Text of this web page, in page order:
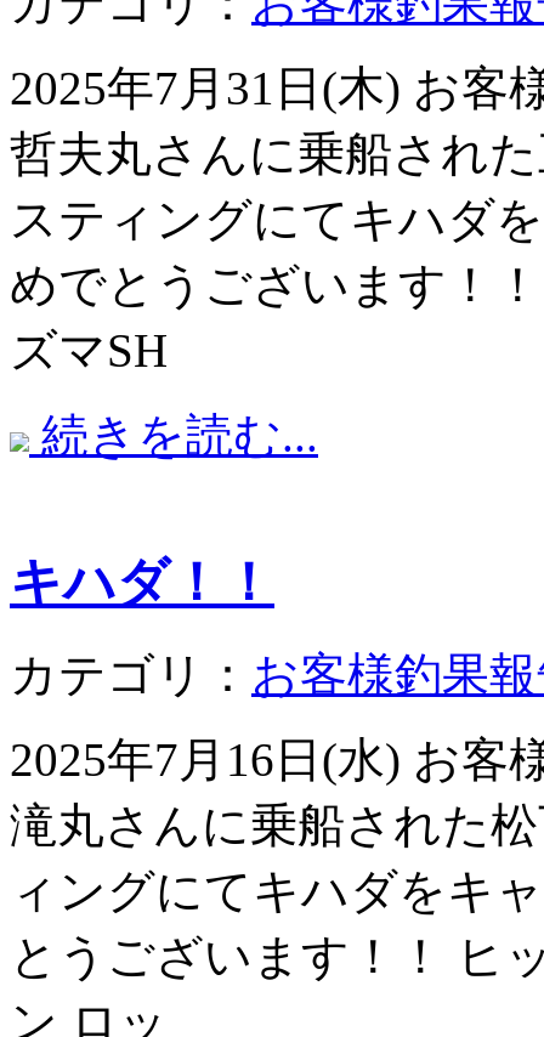
2025年7月31日(木) お客
哲夫丸さんに乗船され
スティングにてキハダ
めでとうございます！
ズマSH
続きを読む...
キハダ！！
カテゴリ： お客様釣果
2025年7月16日(水) お客
滝丸さんに乗船された
ィングにてキハダをキ
とうございます！！ ヒ
ン ロッ